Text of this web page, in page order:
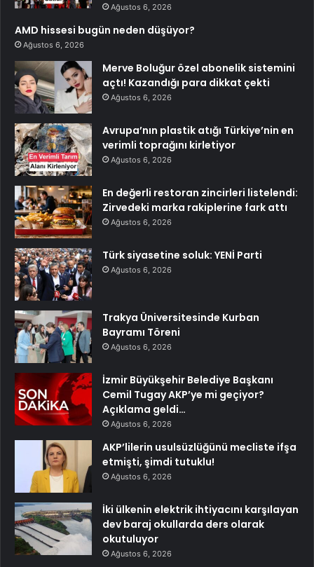
Ağustos 6, 2026
AMD hissesi bugün neden düşüyor?
Ağustos 6, 2026
Merve Boluğur özel abonelik sistemini
açtı! Kazandığı para dikkat çekti
Ağustos 6, 2026
Avrupa’nın plastik atığı Türkiye’nin en
verimli toprağını kirletiyor
Ağustos 6, 2026
En değerli restoran zincirleri listelendi:
Zirvedeki marka rakiplerine fark attı
Ağustos 6, 2026
Türk siyasetine soluk: YENİ Parti
Ağustos 6, 2026
Trakya Üniversitesinde Kurban
Bayramı Töreni
Ağustos 6, 2026
İzmir Büyükşehir Belediye Başkanı
Cemil Tugay AKP’ye mi geçiyor?
Açıklama geldi…
Ağustos 6, 2026
AKP’lilerin usulsüzlüğünü mecliste ifşa
etmişti, şimdi tutuklu!
Ağustos 6, 2026
İki ülkenin elektrik ihtiyacını karşılayan
dev baraj okullarda ders olarak
okutuluyor
Ağustos 6, 2026